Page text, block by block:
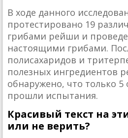
В ходе данного
протестировано 19
грибами рейши и
настоящими грибами.
полисахаридов и
полезных ингредиентов
обнаружено, что только 5
прошли испытания.
Красивый текст на
или не верить?